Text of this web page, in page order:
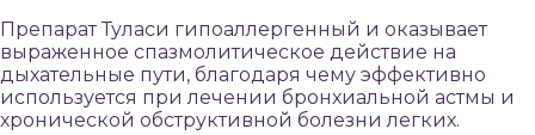
Препарат Туласи гипоаллергенный и оказывает
выраженное спазмолитическое действие на
дыхательные пути, благодаря чему эффективно
используется при лечении бронхиальной астмы и
хронической обструктивной болезни легких.